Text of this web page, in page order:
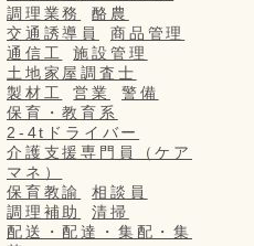
調理業務
酪農
交通誘導員
商品管理
通信工
施設管理
土地家屋調査士
製材工
営業
警備
保育・教育系
2-4tドライバー
介護支援専門員（ケア
マネ）
保育教諭
相談員
調理補助
清掃
配送・配達・集配・集